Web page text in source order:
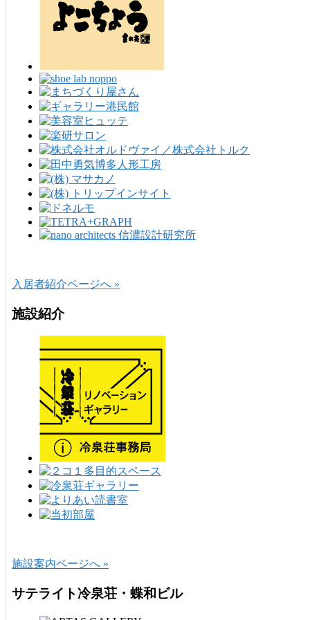
入居者紹介ページへ »
施設紹介
施設案内ページへ »
サテライト冷泉荘・蝶和ビル